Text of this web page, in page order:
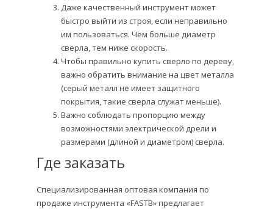
Даже качественный инструмент может
быстро выйти из строя, если неправильно
им пользоваться. Чем больше диаметр
сверла, тем ниже скорость.
Чтобы правильно купить сверло по дереву,
важно обратить внимание на цвет металла
(серый металл не имеет защитного
покрытия, такие сверла служат меньше).
Важно соблюдать пропорцию между
возможностями электрической дрели и
размерами (длиной и диаметром) сверла.
Где заказать
Специализированная оптовая компания по
продаже инструмента «FASTB» предлагает